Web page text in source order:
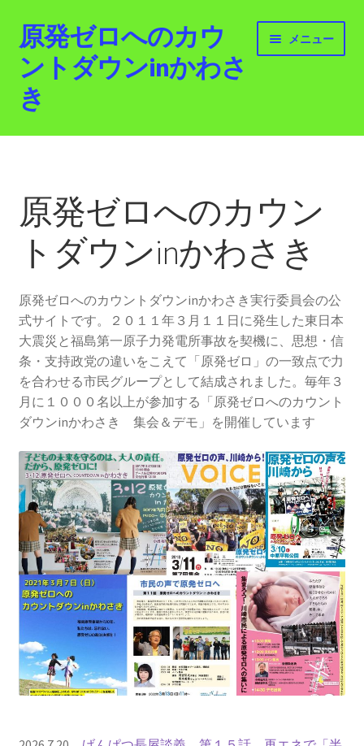
ナ
ビ
ゲ
ー
シ
キ
コ
ン
テ
ン
ツ
プ
原発ゼロへのカウ
ントダウンinかわさ
き
メニュー
ホーム
活動紹介
2012.3.11 「原発ゼロへのカウントダウンinかわさ
原発ゼロ金曜日行動 inかわさき
2013.3.10 第２回原発ゼロへのカウントダウンinかわ
さき 集会
2014.3.16 第３回原発ゼロへのカウントダウンinかわ
さき 集会
2014.10.13 「今こそ９条inかわさき」大集会 第二分
科会【原発は人権問題だ】 福島からの発言
2022.3.13 第11回原発ゼロへのカウントダウンinかわ
さき 集会
2015.3.8 第4回原発ゼロへのカウントダウンinかわさ
き 集会
2016.1.31 日本と原発上映会＆講演会
原発ゼロへのカウン
トダウンinかわさき
原発ゼロへのカウントダウンinかわさき実行委員会の公
式サイトです。２０１１年３月１１日に発生した東日本
大震災と福島第一原子力発電所事故を契機に、思想・信
条・支持政党の違いをこえて「原発ゼロ」の一致点で力
を合わせる市民グループとして結成されました。毎年３
月に１０００名以上が参加する「原発ゼロへのカウント
ダウンinかわさき 集会＆デモ」を開催しています